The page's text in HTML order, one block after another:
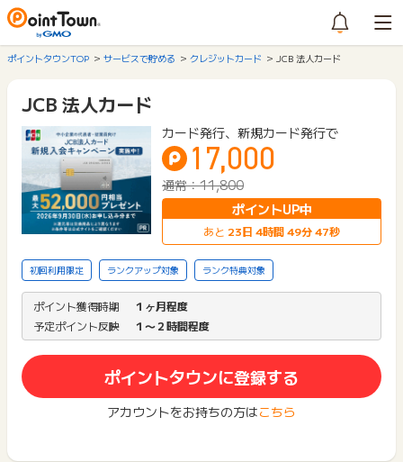
ポイントタウンTOP サービスで貯める クレジットカード JCB 法人カード
JCB 法人カード
カード発行、新規カード発行で
17,000
通常：11,800
ポイントUP中
あと 23日 4時間49分47秒
初回利用限定 ランクアップ対象 ランク特典対象
ポイント獲得時期
１ヶ月程度
予定ポイント反映
１〜２時間程度
ポイントタウンに登録する
アカウントをお持ちの方はこちら